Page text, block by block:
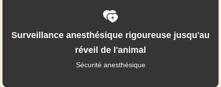
Surveillance anesthésique rigoureuse jusqu'au
réveil de l'animal
Sécurité anesthésique